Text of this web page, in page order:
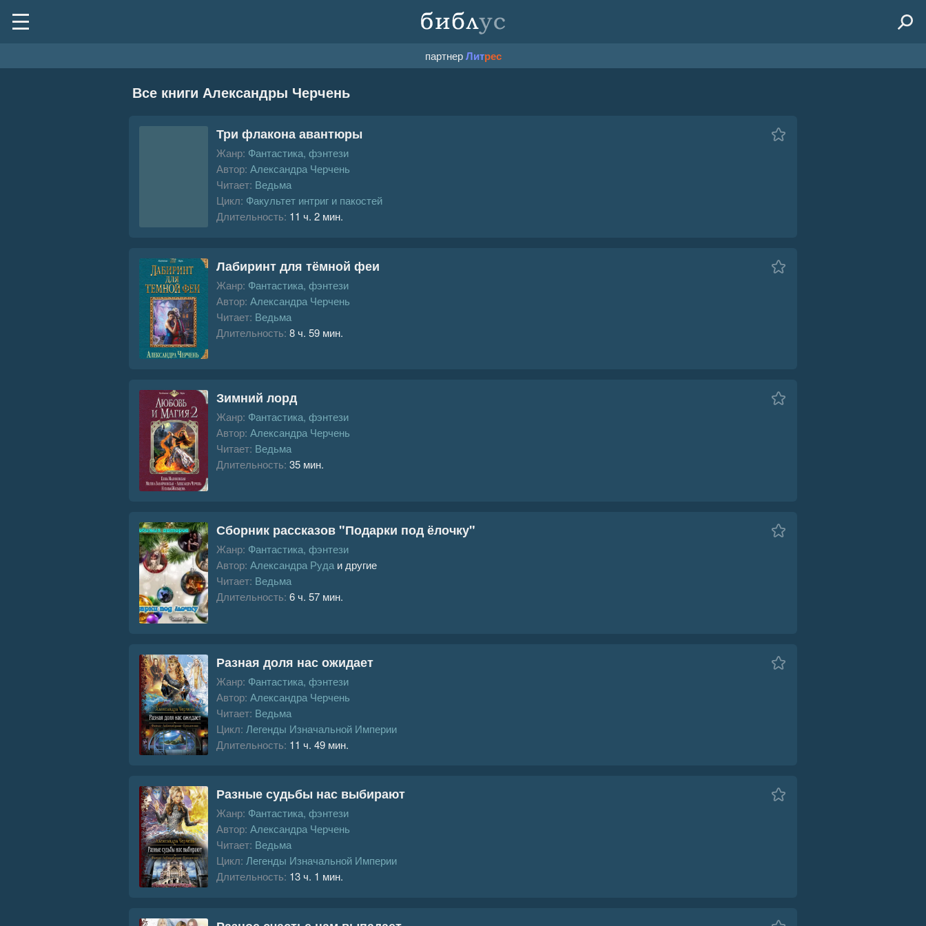
партнерЛитрес
Все книги Александры Черчень
Три флакона авантюры
Жанр: Фантастика, фэнтези
Автор: Александра Черчень
Читает: Ведьма
Цикл: Факультет интриг и пакостей
Длительность: 11 ч. 2 мин.
Лабиринт для тёмной феи
Жанр: Фантастика, фэнтези
Автор: Александра Черчень
Читает: Ведьма
Длительность: 8 ч. 59 мин.
Зимний лорд
Жанр: Фантастика, фэнтези
Автор: Александра Черчень
Читает: Ведьма
Длительность: 35 мин.
Сборник рассказов "Подарки под ёлочку"
Жанр: Фантастика, фэнтези
Автор: Александра Руда и другие
Читает: Ведьма
Длительность: 6 ч. 57 мин.
Разная доля нас ожидает
Жанр: Фантастика, фэнтези
Автор: Александра Черчень
Читает: Ведьма
Цикл: Легенды Изначальной Империи
Длительность: 11 ч. 49 мин.
Разные судьбы нас выбирают
Жанр: Фантастика, фэнтези
Автор: Александра Черчень
Читает: Ведьма
Цикл: Легенды Изначальной Империи
Длительность: 13 ч. 1 мин.